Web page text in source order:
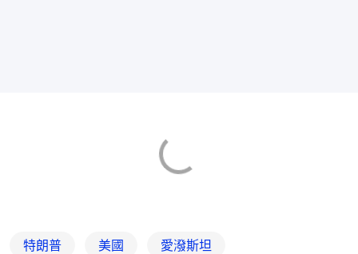
特朗普 美國 愛潑斯坦